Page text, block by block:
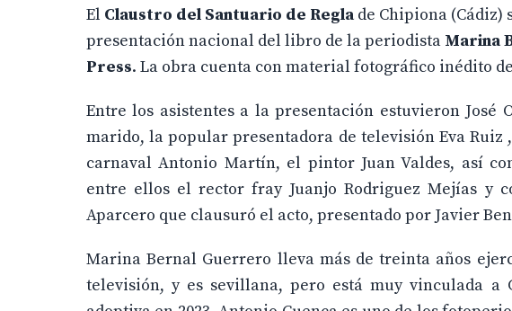
El Claustro del Santuario de Regla de Chipiona (Cádiz)
presentación nacional del libro de la periodista Marina
Press. La obra cuenta con material fotográfico inédito
Entre los asistentes a la presentación estuvieron José
marido, la popular presentadora de televisión Eva
carnaval Antonio Martín, el pintor Juan Valdes, así
entre ellos el rector fray Juanjo Rodriguez Mejías y
Aparcero que clausuró el acto, presentado por Javier
Marina Bernal Guerrero lleva más de treinta años
televisión, y es sevillana, pero está muy vinculada